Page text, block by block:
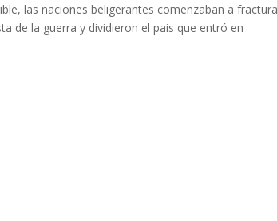
las naciones beligerantes comenzaban a
de la guerra y dividieron el pais que entró en